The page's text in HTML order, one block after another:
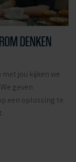
DENKEN
met jou kijken we
geven
een oplossing te